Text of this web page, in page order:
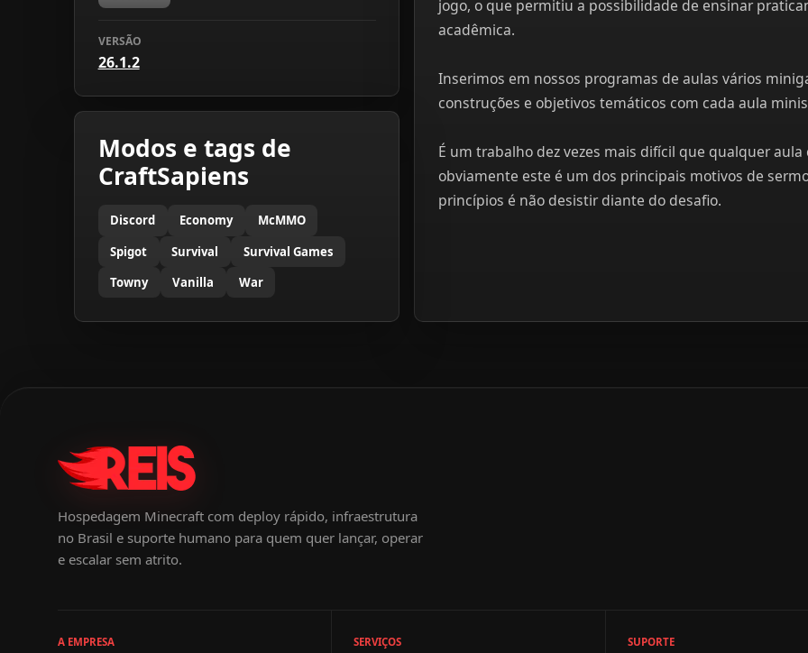
VERSÃO
26.1.2
jogo, o que permitiu a possibilidade de ensinar
acadêmica.
Inserimos em nossos programas de aulas vários
construções e objetivos temáticos com cada aula
É um trabalho dez vezes mais difícil que qualquer
obviamente este é um dos principais motivos de
princípios é não desistir diante do desafio.
Modos e tags de
CraftSapiens
Discord Economy
McMMO
Spigot
Survival
Survival Games
Towny
Vanilla War
Hospedagem Minecraft com deploy rápido, infraestrutura
no Brasil e suporte humano para quem quer lançar, operar
e escalar sem atrito.
A EMPRESA SERVIÇOS SUPORTE